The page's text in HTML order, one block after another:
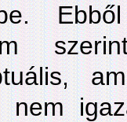
nem